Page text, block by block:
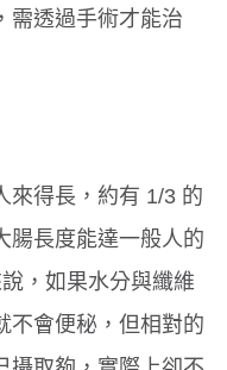
需透過手術才能治
來得長，約有 1/3 的
腸長度能達一般人的
，如果水分與纖維
不會便秘，但相對的